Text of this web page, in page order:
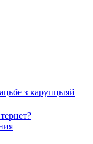
з карупцыяй